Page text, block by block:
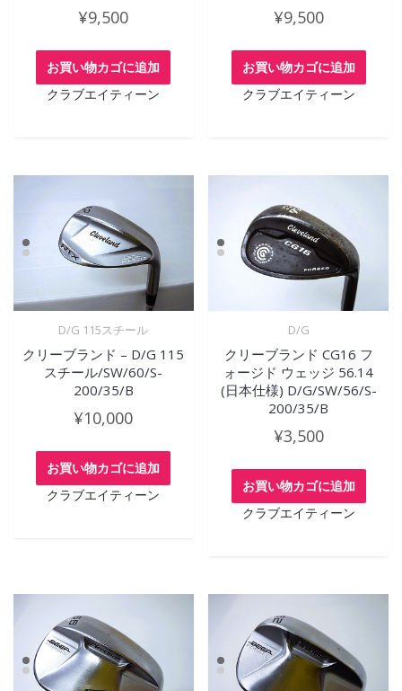
¥9,500
お買い物カゴに追加
クラブエイティーン
¥9,500
お買い物カゴに追加
クラブエイティーン
D/G 115スチール
クリーブランド – D/G 115
スチール/SW/60/S-
200/35/B
¥10,000
お買い物カゴに追加
クラブエイティーン
D/G
クリーブランド CG16 フ
ォージド ウェッジ 56.14
(日本仕様) D/G/SW/56/S-
200/35/B
¥3,500
お買い物カゴに追加
クラブエイティーン